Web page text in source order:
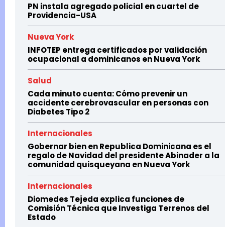
PN instala agregado policial en cuartel de
Providencia-USA
Nueva York
INFOTEP entrega certificados por validación
ocupacional a dominicanos en Nueva York
Salud
Cada minuto cuenta: Cómo prevenir un
accidente cerebrovascular en personas con
Diabetes Tipo 2
Internacionales
Gobernar bien en Republica Dominicana es el
regalo de Navidad del presidente Abinader a la
comunidad quisqueyana en Nueva York
Internacionales
Diomedes Tejeda explica funciones de
Comisión Técnica que Investiga Terrenos del
Estado